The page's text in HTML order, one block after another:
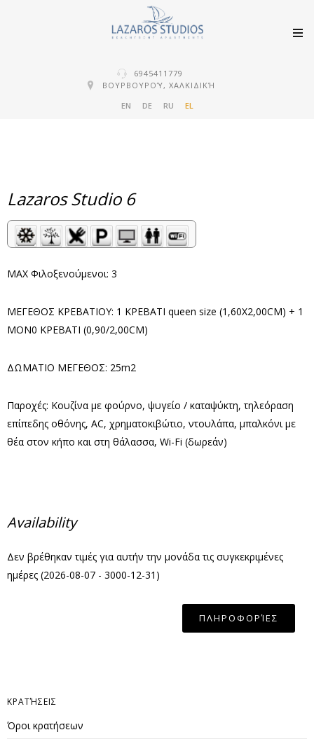
EN DE RU EL
6945411779
ΒΟΥΡΒΟΥΡΟΎ, ΧΑΛΚΙΔΙΚΉ
Lazaros Studio 6
MAX Φιλοξενούμενοι: 3
ΜΕΓΕΘΟΣ ΚΡΕΒΑΤΙΟΥ: 1 ΚΡΕΒΑΤΙ queen size (1,60X2,00CM) + 1
ΜΟΝ0 ΚΡΕΒΑΤΙ (0,90/2,00CM)
ΔΩΜΑΤΙΟ ΜΕΓΕΘΟΣ: 25m2
Παροχές: Κουζίνα με φούρνο, ψυγείο / καταψύκτη, τηλεόραση
επίπεδης οθόνης, AC, χρηματοκιβώτιο, ντουλάπα, μπαλκόνι με
θέα στον κήπο και στη θάλασσα, Wi-Fi (δωρεάν)
Availability
Δεν βρέθηκαν τιμές για αυτήν την μονάδα τις συγκεκριμένες
ημέρες (2026-08-07 - 3000-12-31)
ΚΡΑΤΉΣΕΙΣ
Όροι κρατήσεων